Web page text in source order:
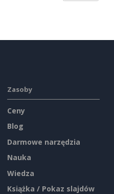
Zasoby
Ceny
Blog
Darmowe narzędzia
Nauka
Wiedza
Książka / Pokaz slajdów